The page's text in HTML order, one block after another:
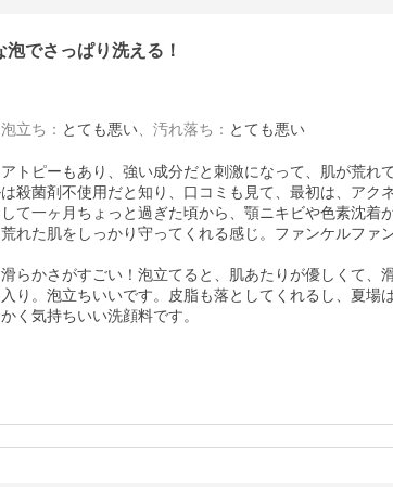
でさっぱり洗える！
泡立ち ： とても悪い 汚れ落ち ： とても悪い
トピーもあり、強い成分だと刺激になって、肌が荒れ
殺菌剤不使用だと知り、口コミも見て、最初は、アク
て一ヶ月ちょっと過ぎた頃から、顎ニキビや色素沈着
れた肌をしっかり守ってくれる感じ。ファンケルファ
らかさがすごい！泡立てると、肌あたりが優しくて、
り。泡立ちいいです。皮脂も落としてくれるし、夏場
く気持ちいい洗顔料です。